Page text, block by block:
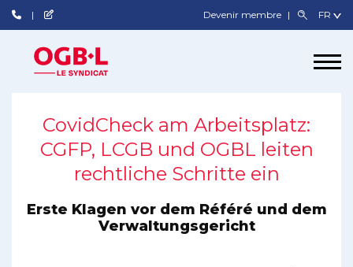
Devenir membre
CovidCheck am Arbeitsplatz:
CGFP, LCGB und OGBL leiten
rechtliche Schritte ein
Erste Klagen vor dem Référé und dem
Verwaltungsgericht